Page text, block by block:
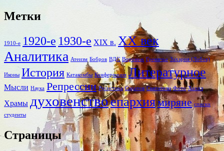
Метки
1910-е 1920-е 1930-е XIX в. XX век
Аналитика Атеизм Бобров ВДС Воронеж Гремячье Захария (Лобов)
Иконы История Катакомбы Конференция Литературное
Мысли Наука Репрессии Русистика Саратов Святители Фото Хохол
Храмы духовенствоепархиямиряне списки
студенты
Страницы